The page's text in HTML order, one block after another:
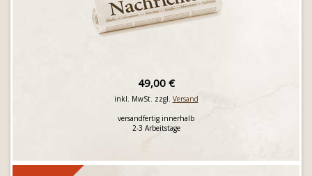
49,00 €
inkl. MwSt. zzgl. Versand
versandfertig innerhalb
2-3 Arbeitstage